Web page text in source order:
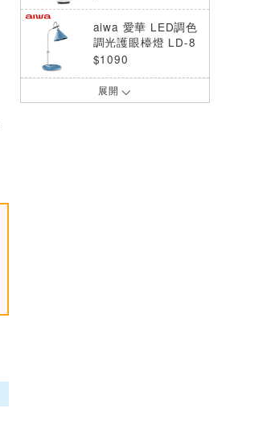
aiwa 愛華 LED調色
調光護眼檯燈 LD-8
28 藍
$1090
KINYO 雪屋投影氣
展開